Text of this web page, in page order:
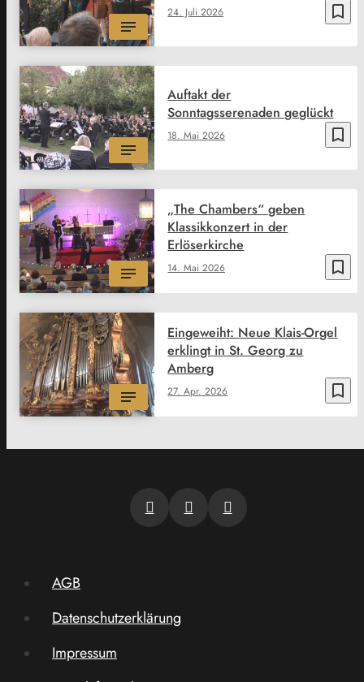
bookmark_border
24. Juli 2026
bookmark_border
18. Mai 2026
Auftakt der
Sonntagsserenaden geglückt
bookmark_border
14. Mai 2026
„The Chambers“ geben
Klassikkonzert in der
Erlöserkirche
bookmark_border
27. Apr. 2026
Eingeweiht: Neue Klais-Orgel
erklingt in St. Georg zu
Amberg
AGB
Datenschutzerklärung
Impressum